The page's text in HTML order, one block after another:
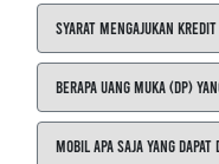
Syarat Mengajukan
Berapa Uang Muka (DP)
Mobil Apa Saja yang